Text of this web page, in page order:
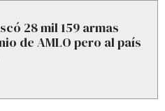
28 mil 159 armas
de AMLO pero al país